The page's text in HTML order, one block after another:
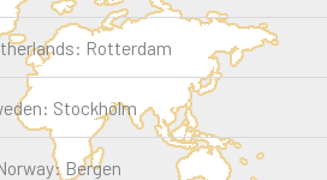
Rotterdam
Stockholm
Bergen